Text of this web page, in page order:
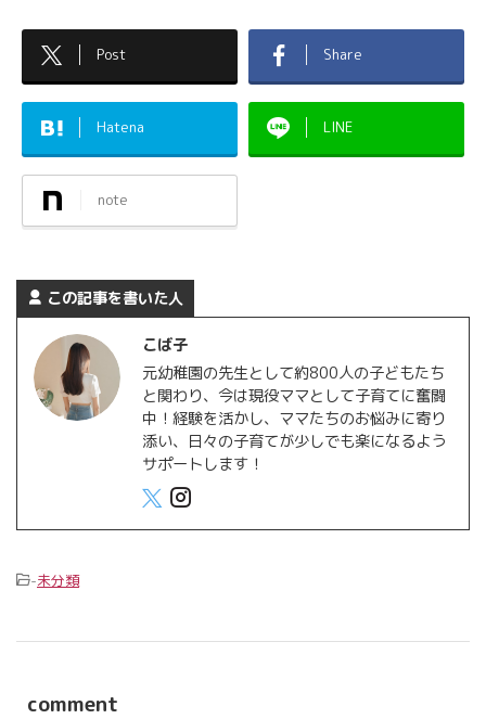
Post Share
Hatena LINE
note
この記事を書いた人
こば子
元幼稚園の先生として約800人の子どもたち
と関わり、今は現役ママとして子育てに奮闘
中！経験を活かし、ママたちのお悩みに寄り
添い、日々の子育てが少しでも楽になるよう
サポートします！
-未分類
comment